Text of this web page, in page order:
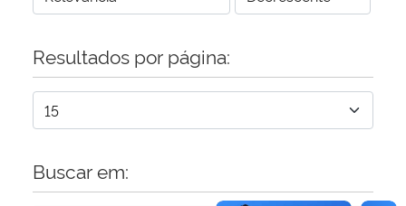
Planalto
Resultados por página:
Buscar em: